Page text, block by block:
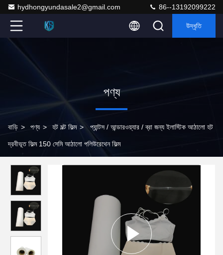
hydhongyundasale2@gmail.com 86--13192099222
উদ্ধৃতি
পণ্য
বাড়ি > পণ্য > হট মল্ট ফিল্ম > প্যান্টস / আন্ডারওয়্যার / ব্রা জন্য ইলাস্টিক আঠালো হট
দ্রবীভূত ফিল্ম 150 সেমি আঠালো পলিউরেথেন ফিল্ম